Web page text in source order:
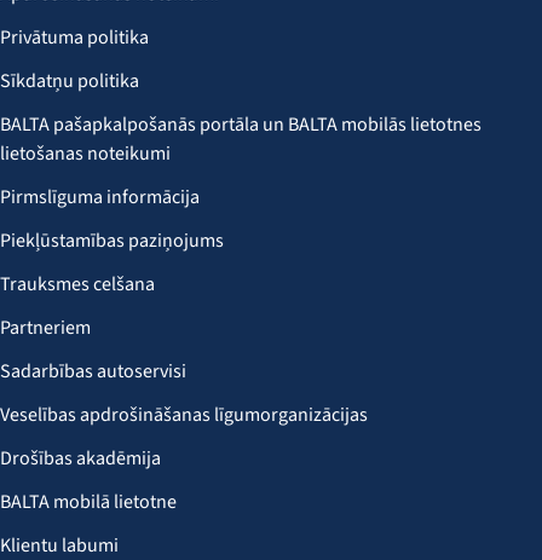
Privātuma politika
Sīkdatņu politika
BALTA pašapkalpošanās portāla un BALTA mobilās lietotnes
lietošanas noteikumi
Pirmslīguma informācija
Piekļūstamības paziņojums
Trauksmes celšana
Partneriem
Sadarbības autoservisi
Veselības apdrošināšanas līgumorganizācijas
Drošības akadēmija
BALTA mobilā lietotne
Klientu labumi